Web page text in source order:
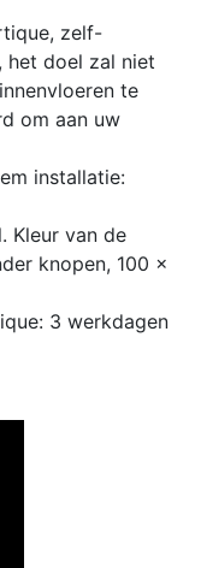
zelf-
het doel zal niet
te
om aan uw
installatie:
Kleur van de
knopen, 100 x
3 werkdagen